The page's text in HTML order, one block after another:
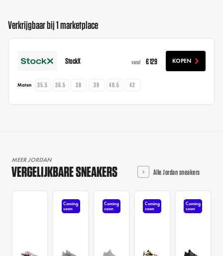
Verkrijgbaar bij 1 marketplace
StockX vanaf € 129 KOPEN
Maten 35.5 36.5 38 39 40.5 42
MEER JORDAN
VERGELIJKBARE SNEAKERS Alle Jordan sneakers
Coming
soon
Coming
soon
Coming
soon
Coming
soon